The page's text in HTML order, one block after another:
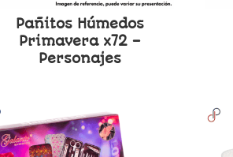
Pañitos Húmedos
Primavera x72 –
Personajes